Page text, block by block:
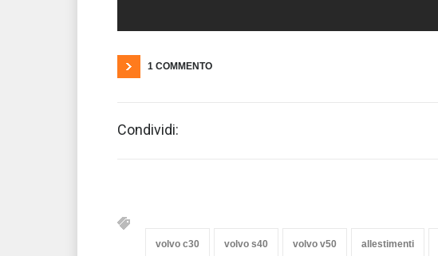
1 COMMENTO
Condividi:
volvo c30 volvo s40 volvo v50 allestimenti